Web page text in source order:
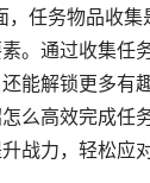
，任务物品收
。通过收集任
能解锁更多有
么高效完成任
战力，轻松应对